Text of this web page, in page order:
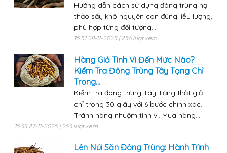
Hướng dẫn cách sử dụng đông trùng hạ
thảo sấy khô nguyên con đúng liều lượng,
phù hợp từng đối tượng...
15:51 28-11-2025 | 256 lượt xem
Hàng Giả Tinh Vi Đến Mức Nào?
Kiểm Tra Đông Trùng Tây Tạng Chỉ
Trong...
Kiểm tra đông trùng Tây Tạng thật giả
chỉ trong 30 giây với 6 bước chính xác.
Tránh hàng nhuộm tinh vi. Mua hàng...
15:33 27-11-2025 | 253 lượt xem
Lên Núi Săn Đông Trùng: Hành Trình